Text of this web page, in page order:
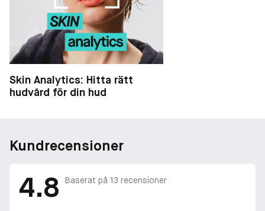
Skin Analytics: Hitta rätt
hudvård för din hud
Kundrecensioner
4.8 Baserat på 13 recensioner